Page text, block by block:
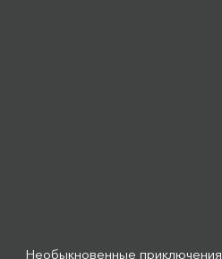
Необыкновенные приключения